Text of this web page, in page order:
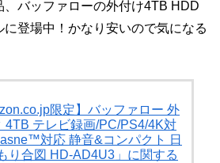
、バッファローの外付け4TB HDD
登場中！かなり安いので気になる
限定】バッファロー 外
4TB テレビ録画/PC/PS4/4K対
対応 静音&コンパクト 日
り合図 HD-AD4U3」に関する